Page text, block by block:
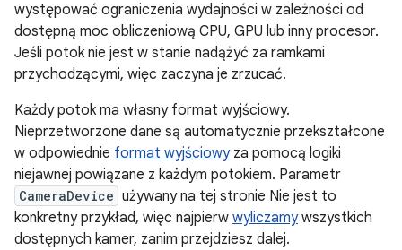
występować ograniczenia wydajności w zależności od
dostępną moc obliczeniową CPU, GPU lub inny procesor.
Jeśli potok nie jest w stanie nadążyć za ramkami
przychodzącymi, więc zaczyna je zrzucać.
Każdy potok ma własny format wyjściowy.
Nieprzetworzone dane są automatycznie przekształcone
w odpowiednie format wyjściowyza pomocą logiki
niejawnej powiązane z każdym potokiem. Parametr
CameraDevice używany na tej stronie Nie jest to
konkretny przykład, więc najpierw wyliczamywszystkich
dostępnych kamer, zanim przejdziesz dalej.